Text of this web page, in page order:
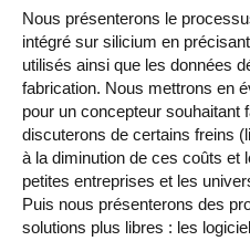
Data & MLops
Intelligence
Artificielle
multimodale et
autonome
Nous présenterons le
intégré sur silicium en
utilisés ainsi que les données
fabrication. Nous mettrons en
pour un concepteur souhaitant
discuterons de certains freins
à la diminution de ces coûts et
petites entreprises et les
Puis nous présenterons des
solutions plus libres : les